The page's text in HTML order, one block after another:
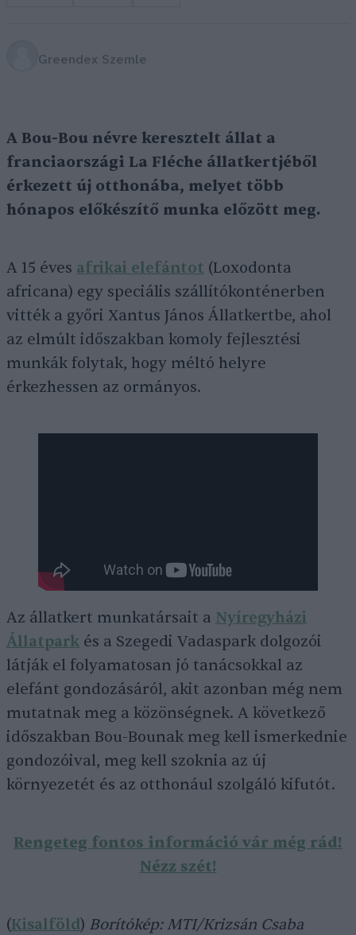
Greendex Szemle
A Bou-Bou névre keresztelt állat a
franciaországi La Fléche állatkertjéből
érkezett új otthonába, melyet több
hónapos előkészítő munka előzött meg.
A 15 éves afrikai elefántot (Loxodonta
africana) egy speciális szállítókonténerben
vitték a győri Xantus János Állatkertbe, ahol
az elmúlt időszakban komoly fejlesztési
munkák folytak, hogy méltó helyre
érkezhessen az ormányos.
Az állatkert munkatársait a Nyíregyházi
Állatpark és a Szegedi Vadaspark dolgozói
látják el folyamatosan jó tanácsokkal az
elefánt gondozásáról, akit azonban még nem
mutatnak meg a közönségnek. A következő
időszakban Bou-Bounak meg kell ismerkednie
gondozóival, meg kell szoknia az új
környezetét és az otthonául szolgáló kifutót.
Rengeteg fontos információ vár még rád!
Nézz szét!
(Kisalföld) Borítókép: MTI/Krizsán Csaba